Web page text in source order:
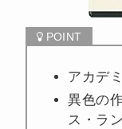
アカデ
異色の
ス・ラ